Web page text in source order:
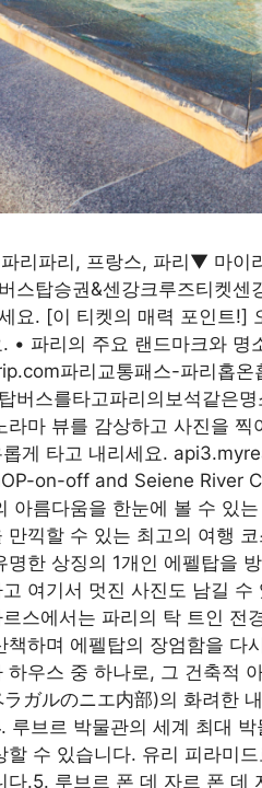
리파리, 프랑스, 파리▼ 마이
스탑승권&센강크루즈티켓
요. [이 티켓의 매력 포인트!]
• 파리의 주요 랜드마크와
파리교통패스-파리홉온
버스를타고파리의보석같은
라마 뷰를 감상하고 사진을
게 타고 내리세요.
on-off and Seiene River
아름다움을 한눈에 볼 수 있
만끽할 수 있는 최고의 여행
명한 상징의 1개인 에펠탑을
여기서 멋진 사진도 남길
스에서는 파리의 탁 트인 전
책하며 에펠탑의 장엄함을 다
하우스 중 하나로, 그 건축적
ガルのニエ内部)의 화려한
루브르 박물관의 세계 최대
할 수 있습니다. 유리 피라미
다.5. 루브르 폰 데 자르 폰 데